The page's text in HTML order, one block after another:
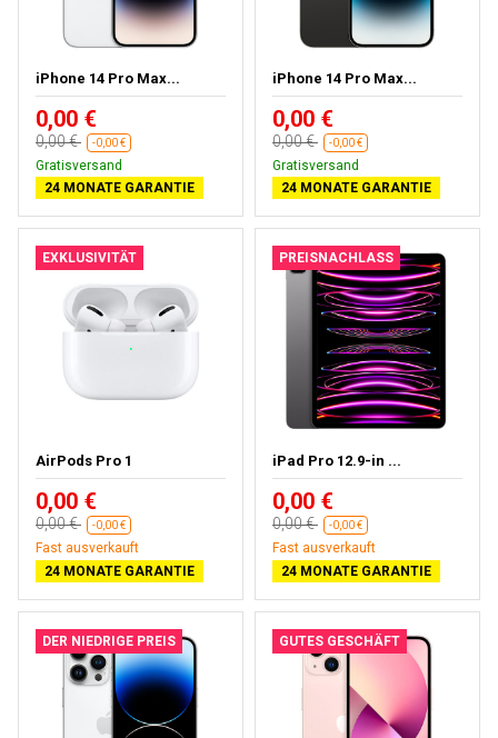
iPhone 14 Pro Max...
0,00 €
0,00 € -0,00 €
Gratisversand
24 MONATE GARANTIE
iPhone 14 Pro Max...
0,00 €
0,00 € -0,00 €
Gratisversand
24 MONATE GARANTIE
EXKLUSIVITÄT
AirPods Pro 1
0,00 €
0,00 € -0,00 €
Fast ausverkauft
24 MONATE GARANTIE
PREISNACHLASS
iPad Pro 12.9-in ...
0,00 €
0,00 € -0,00 €
Fast ausverkauft
24 MONATE GARANTIE
DER NIEDRIGE PREIS GUTES GESCHÄFT